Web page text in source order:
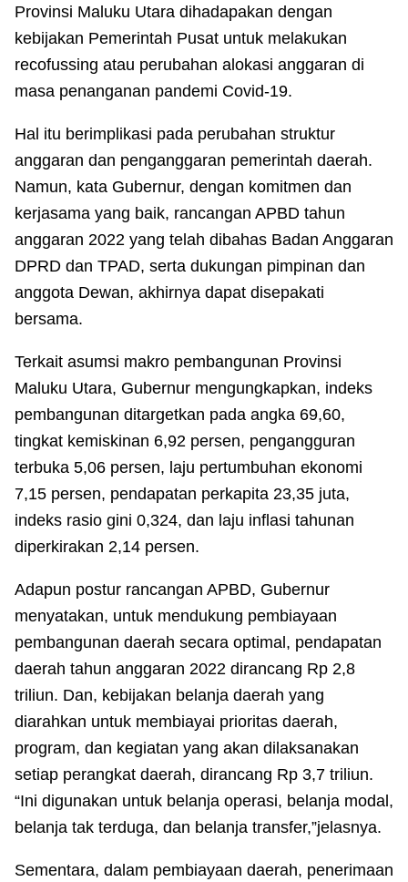
Provinsi Maluku Utara dihadapakan dengan
kebijakan Pemerintah Pusat untuk melakukan
recofussing atau perubahan alokasi anggaran di
masa penanganan pandemi Covid-19.
Hal itu berimplikasi pada perubahan struktur
anggaran dan penganggaran pemerintah daerah.
Namun, kata Gubernur, dengan komitmen dan
kerjasama yang baik, rancangan APBD tahun
anggaran 2022 yang telah dibahas Badan Anggaran
DPRD dan TPAD, serta dukungan pimpinan dan
anggota Dewan, akhirnya dapat disepakati
bersama.
Terkait asumsi makro pembangunan Provinsi
Maluku Utara, Gubernur mengungkapkan, indeks
pembangunan ditargetkan pada angka 69,60,
tingkat kemiskinan 6,92 persen, pengangguran
terbuka 5,06 persen, laju pertumbuhan ekonomi
7,15 persen, pendapatan perkapita 23,35 juta,
indeks rasio gini 0,324, dan laju inflasi tahunan
diperkirakan 2,14 persen.
Adapun postur rancangan APBD, Gubernur
menyatakan, untuk mendukung pembiayaan
pembangunan daerah secara optimal, pendapatan
daerah tahun anggaran 2022 dirancang Rp 2,8
triliun. Dan, kebijakan belanja daerah yang
diarahkan untuk membiayai prioritas daerah,
program, dan kegiatan yang akan dilaksanakan
setiap perangkat daerah, dirancang Rp 3,7 triliun.
“Ini digunakan untuk belanja operasi, belanja modal,
belanja tak terduga, dan belanja transfer,”jelasnya.
Sementara, dalam pembiayaan daerah, penerimaan